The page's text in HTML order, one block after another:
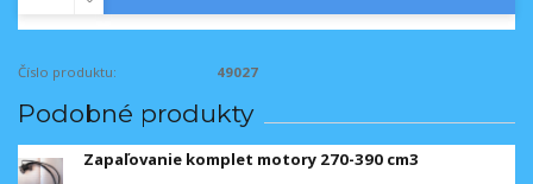
Číslo produktu: 49027
Podobné produkty
Zapaľovanie komplet motory 270-390 cm3